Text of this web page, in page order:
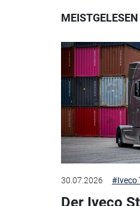
MEISTGELESEN
30.07.2026 #Iveco
Der Iveco